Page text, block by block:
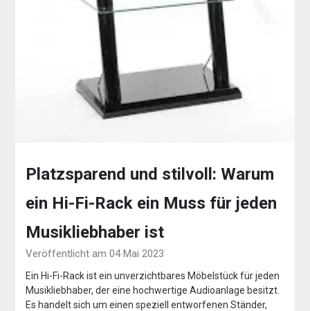
Platzsparend und stilvoll: Warum
ein Hi-Fi-Rack ein Muss für jeden
Musikliebhaber ist
Veröffentlicht am 04 Mai 2023
Ein Hi-Fi-Rack ist ein unverzichtbares Möbelstück für jeden
Musikliebhaber, der eine hochwertige Audioanlage besitzt.
Es handelt sich um einen speziell entworfenen Ständer,